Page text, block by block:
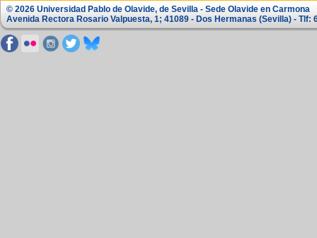
© 2026 Universidad Pablo de Olavide, de Sevilla - Sede Olavide en Carmona
Avenida Rectora Rosario Valpuesta, 1; 41089 - Dos Hermanas (Sevilla) - Tlf: